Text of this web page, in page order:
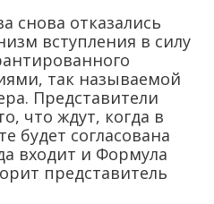
снова отказались
вступления в силу
так называемой
Представители
что ждут, когда в
будет согласована
входит и Формула
представитель